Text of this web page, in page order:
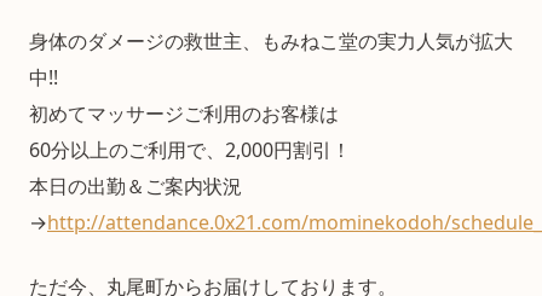
身体のダメージの救世主、もみねこ堂の実力人気が拡大
中!!
初めてマッサージご利用のお客様は
60分以上のご利用で、2,000円割引！
本日の出勤＆ご案内状況
→http://attendance.0x21.com/mominekodoh/
ただ今、丸尾町からお届けしております。